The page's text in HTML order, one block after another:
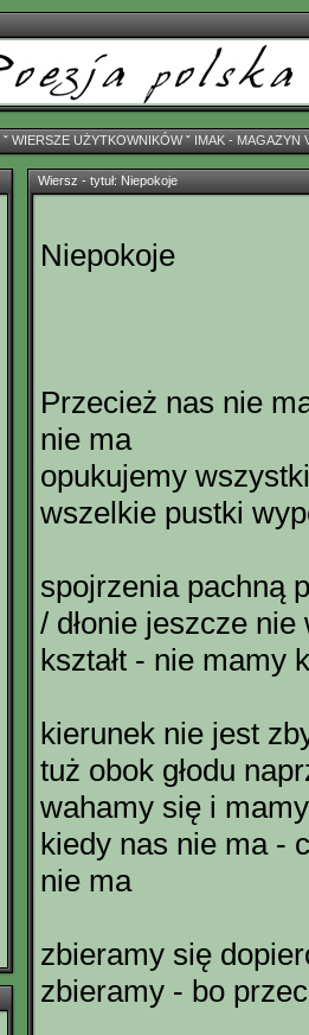
ˇ WIERSZE UŻYTKOWNIKÓWˇ IMAK - MAGAZYN
Wiersz - tytuł: Niepokoje
Niepokoje
Przecież nas nie
nie ma
opukujemy
wszelkie pustki
spojrzenia pachną
/ dłonie jeszcze nie
kształt - nie mamy
kierunek nie jest
tuż obok głodu
wahamy się i
kiedy nas nie ma -
nie ma
zbieramy się
zbieramy - bo